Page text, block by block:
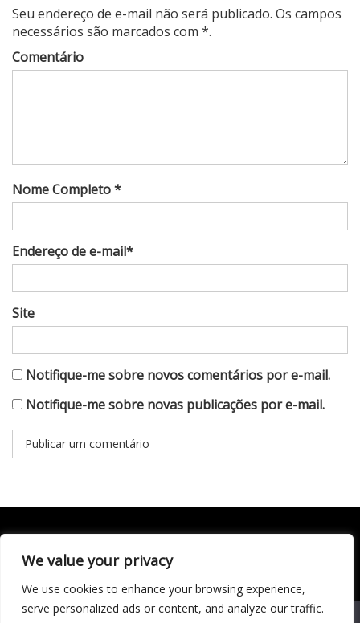
We value your privacy
We use cookies to enhance your browsing experience,
serve personalized ads or content, and analyze our traffic.
Seu endereço de e-mail não será publicado. Os campos
necessários são marcados com *.
Comentário
Nome Completo *
Endereço de e-mail*
Site
Notifique-me sobre novos comentários por e-mail.
Notifique-me sobre novas publicações por e-mail.
Todo conteúdo publicado neste portal, incluindo textos,
responsabilidade do autor. © 2020 - 2024 Todos os direitos
reservados ao site Matéria Livre Royale News by
Themebeez